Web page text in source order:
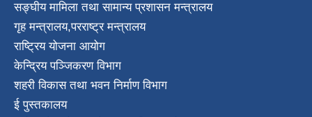
सङ्घीय मामिला तथा सामान्य प्रशासन मन्त्रालय
गृह मन्त्रालय,परराष्ट्र मन्त्रालय
राष्ट्रिय योजना आयोग
केन्द्रिय पञ्जिकरण विभाग
शहरी विकास तथा भवन निर्माण विभाग
ई पुस्तकालय